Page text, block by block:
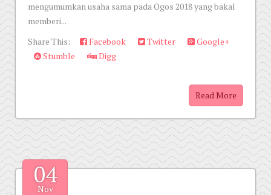
mengumumkan usaha sama pada Ogos 2018 yang bakal
memberi...
Share This:
Facebook Twitter
Google+
Stumble
Digg
Read More
04
Nov